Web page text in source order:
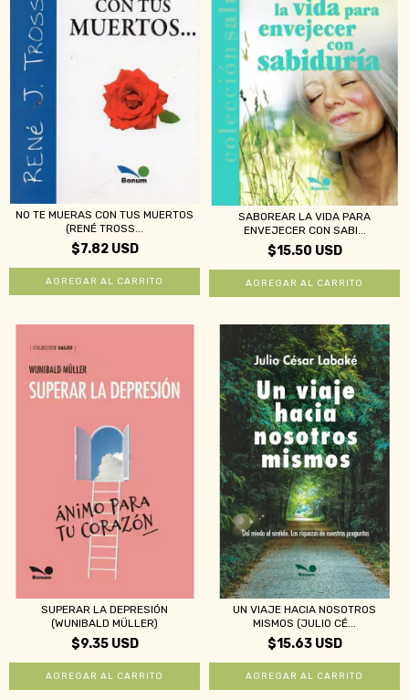
NO TE MUERAS CON TUS MUERTOS
(RENÉ TROSS...
$7.82 USD
SABOREAR LA VIDA PARA
ENVEJECER CON SABI...
$15.50 USD
SUPERAR LA DEPRESIÓN
(WUNIBALD MÜLLER)
$9.35 USD
UN VIAJE HACIA NOSOTROS
MISMOS (JULIO CÉ...
$15.63 USD